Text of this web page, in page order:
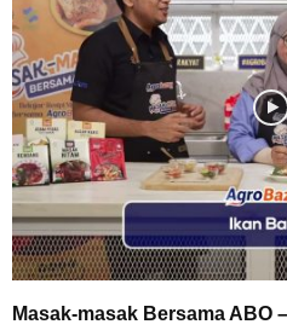
Masak-masak Bersama ABO